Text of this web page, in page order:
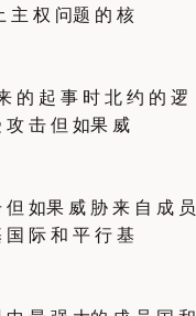
主 权 问题 的 核
的 起 事 时 北 约 的 逻
攻 击 但 如果 威
如果 威 胁 来 自 成 员
际 和 平 行 基